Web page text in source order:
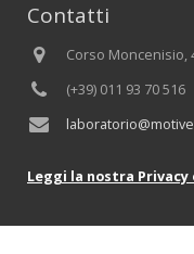
Contatti
Corso Moncenisio,
(+39) 011 93 70 516
Leggi la nostra Privacy